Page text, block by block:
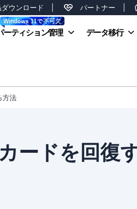
ウンロード パートナー
ーティション管理 データ移行
方法
ードを回復